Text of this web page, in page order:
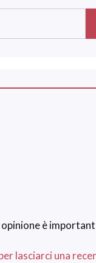
opinione è
lasciarci una